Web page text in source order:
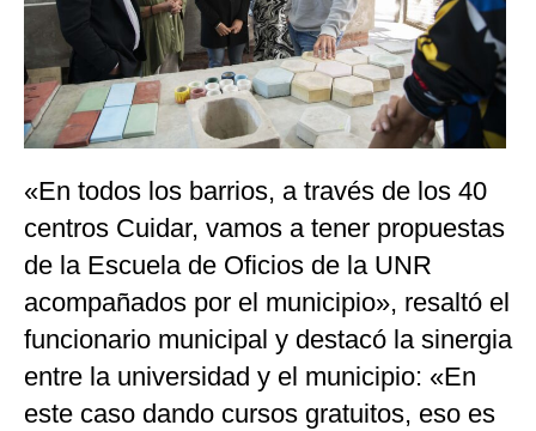
«En todos los barrios, a través de los 40
centros Cuidar, vamos a tener propuestas
de la Escuela de Oficios de la UNR
acompañados por el municipio», resaltó el
funcionario municipal y destacó la sinergia
entre la universidad y el municipio: «En
este caso dando cursos gratuitos, eso es